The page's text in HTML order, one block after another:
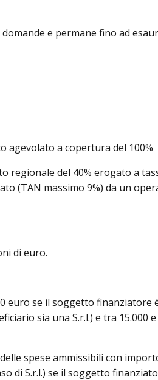
e permane fino ad
agevolato a copertura del 100%
regionale del 40% erogato a
(TAN massimo 9%) da un
di euro.
euro se il soggetto finanziatore
sia una S.r.l.) e tra 15.000
spese ammissibili con
di S.r.l.) se il soggetto